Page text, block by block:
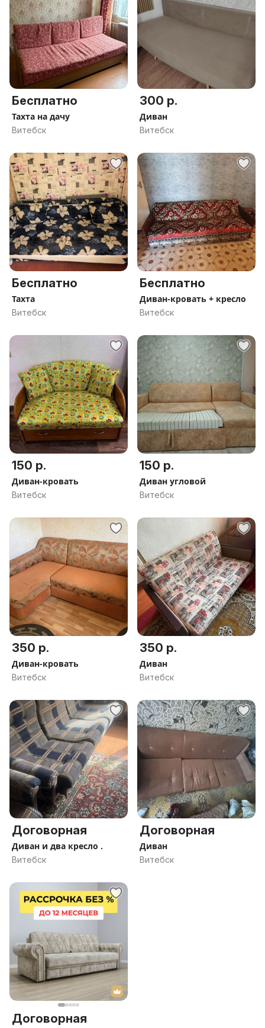
Бесплатно
Тахта на дачу
Витебск
300 р.
Диван
Витебск
Бесплатно
Тахта
Витебск
Бесплатно
Диван-кровать + кресло
Витебск
150 р.
Диван-кровать
Витебск
150 р.
Диван угловой
Витебск
350 р.
Диван-кровать
Витебск
350 р.
Диван
Витебск
Договорная
Диван и два кресло .
Витебск
Договорная
Диван
Витебск
Договорная